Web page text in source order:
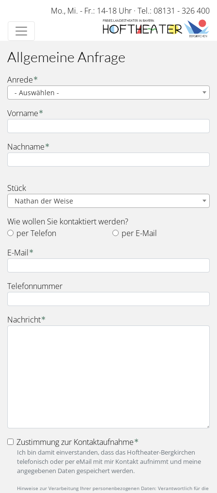
Direkt
zum
Inhalt
Mo., Mi. - Fr.: 14-18 Uhr · Tel.: 08131 - 326 400
Allgemeine Anfrage
Name
Anrede
- Auswählen -
Vorname
Nachname
Stück
Nathan der Weise
Wie wollen Sie kontaktiert werden?
per Telefon
per E-Mail
E-Mail
Telefonnummer
Nachricht
Zustimmung zur Kontaktaufnahme
Ich bin damit einverstanden, dass das Hoftheater-Bergkirchen
telefonisch oder per eMail mit mir Kontakt aufnimmt und meine
angegebenen Daten gespeichert werden.
Hinweise zur Verarbeitung Ihrer personenbezogenen Daten: Verantwortlich für die